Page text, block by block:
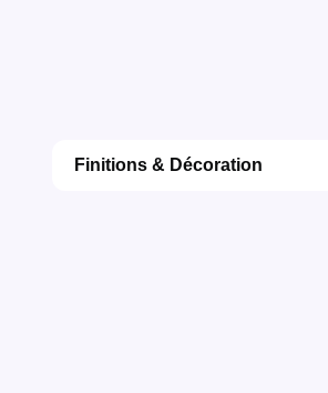
Finitions & Décoration